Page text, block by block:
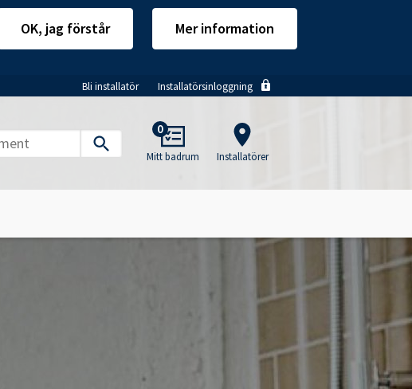
OK, jag förstår Mer information
Bli installatör Installatörsinloggning
0
Mitt badrum
navigation
Installatörer